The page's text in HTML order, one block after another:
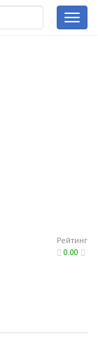
Рейтинг
0.00